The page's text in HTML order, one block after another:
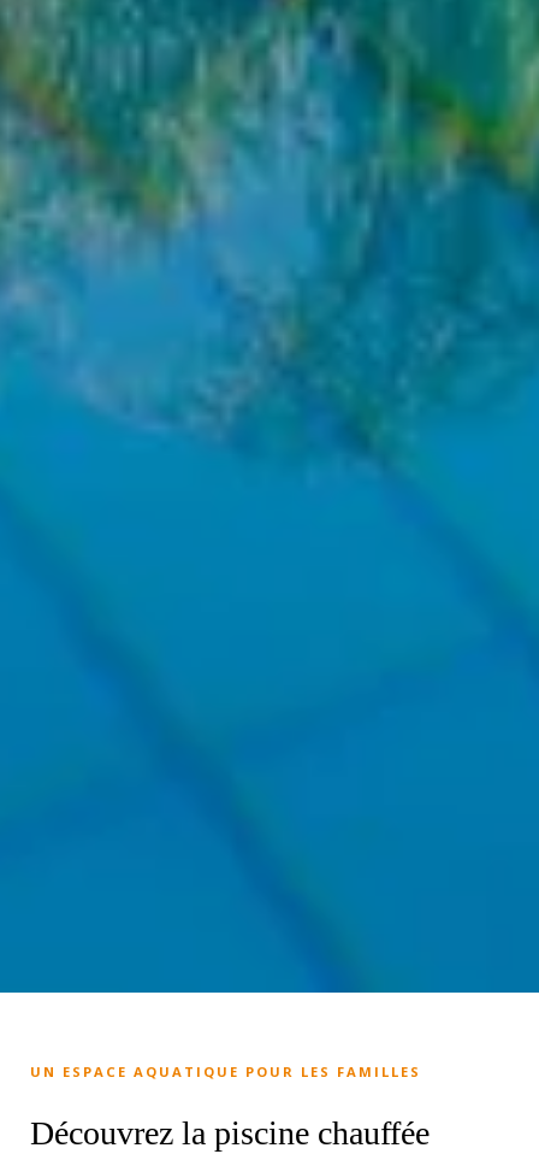
UN ESPACE AQUATIQUE POUR LES FAMILLES
Découvrez la piscine chauffée